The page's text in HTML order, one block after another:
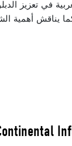
في تعزيز
أهمية